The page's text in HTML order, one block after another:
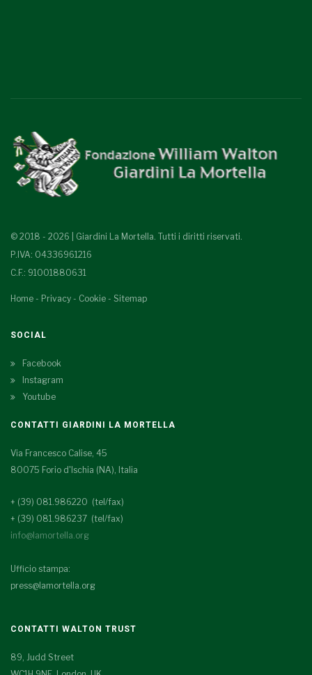
© 2018 - 2026 | Giardini La Mortella. Tutti i diritti riservati.
P.IVA: 04336961216
C.F.: 91001880631
Home - Privacy - Cookie - Sitemap
SOCIAL
Facebook
Instagram
Youtube
CONTATTI GIARDINI LA MORTELLA
Via Francesco Calise, 45
80075 Forio d'Ischia (NA), Italia
+ (39) 081.986220 (tel/fax)
+ (39) 081.986237 (tel/fax)
info@lamortella.org
Ufficio stampa:
press@lamortella.org
CONTATTI WALTON TRUST
89, Judd Street